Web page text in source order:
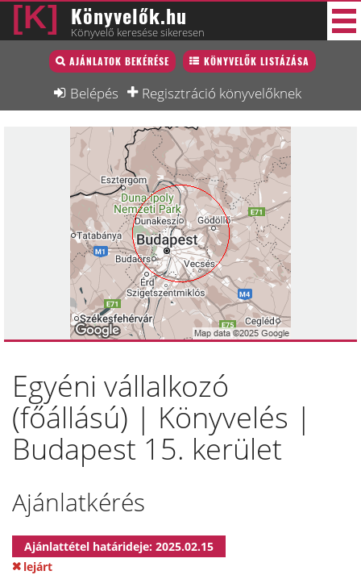
Könyvelők.hu
Könyvelő keresése sikeresen
AJÁNLATOK BEKÉRÉSE KÖNYVELŐK LISTÁZÁSA
Belépés Regisztráció könyvelőknek
Könyvelő lista
Könyvelési munkák
Képzésnaptár
Egyéni vállalkozó
(főállású) | Könyvelés |
Budapest 15. kerület
Ajánlatkérés
Ajánlattétel határideje: 2025.02.15
lejárt